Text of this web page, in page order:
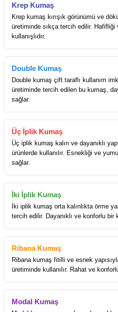
Krep Kumaş
Krep kumaş kırışık görünümü ve
üretiminde sıkça tercih edilir.
kullanışlıdır.
Double Kumaş
Double kumaş çift taraflı kullanım
üretiminde tercih edilen bu kumaş,
sağlar.
Üç İplik Kumaş
Üç iplik kumaş kalın ve dayanıklı
ürünlerde kullanılır. Esnekliği ve
sağlar.
İki İplik Kumaş
İki iplik kumaş orta kalınlıkta örme
tercih edilir. Dayanıklı ve konforlu bir
Ribana Kumaş
Ribana kumaş fitilli ve esnek
üretiminde kullanılır. Rahat ve
Modal Kumaş